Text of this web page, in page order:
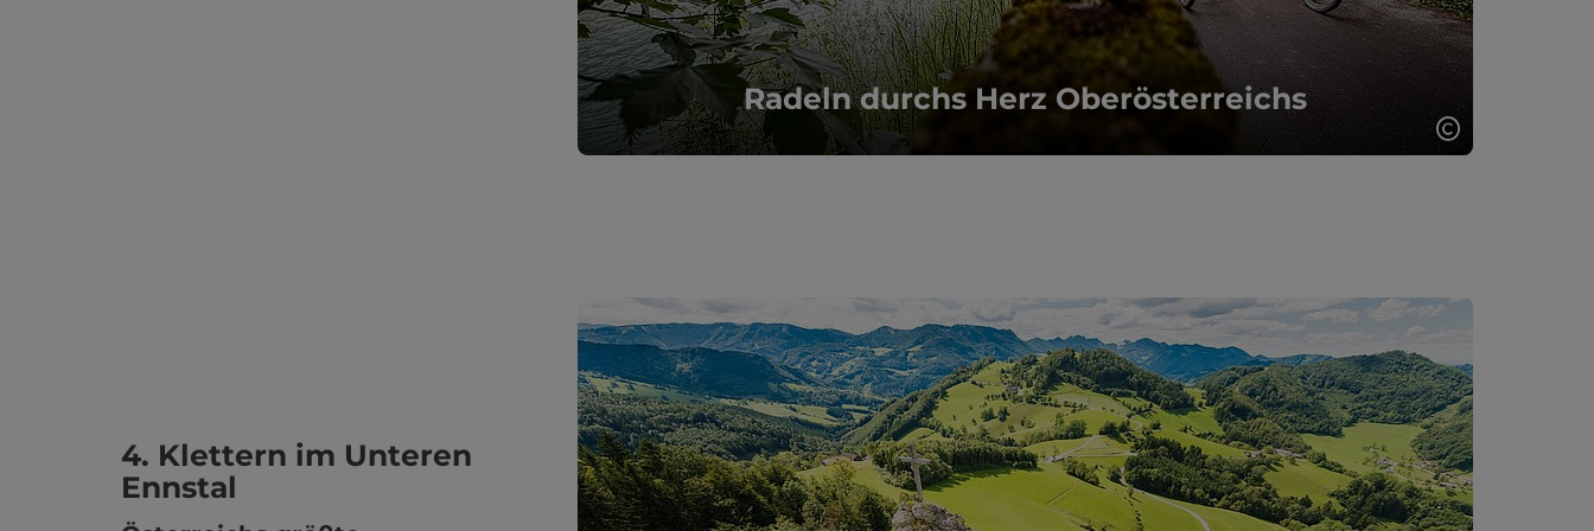
Radeln durchs Herz Oberösterreichs
Copyright
4. Klettern im Unteren
Ennstal